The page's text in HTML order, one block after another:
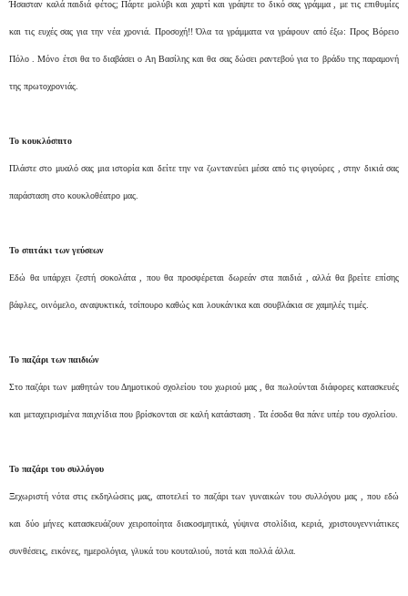
Ήσασταν καλά παιδιά φέτος; Πάρτε μολύβι και χαρτί και γράψτε το δικό σας γράμμα , με τις επιθυμίες
και τις ευχές σας για την νέα χρονιά. Προσοχή!! Όλα τα γράμματα να γράφουν από έξω: Προς Βόρειο
Πόλο . Μόνο έτσι θα το διαβάσει ο Αη Βασίλης και θα σας δώσει ραντεβού για το βράδυ της παραμονή
της πρωτοχρονιάς.
Το κουκλόσπιτο
Πλάστε στο μυαλό σας μια ιστορία και δείτε την να ζωντανεύει μέσα από τις φιγούρες , στην δικιά σας
παράσταση στο κουκλοθέατρο μας.
Το σπιτάκι των γεύσεων
Εδώ θα υπάρχει ζεστή σοκολάτα , που θα προσφέρεται δωρεάν στα παιδιά , αλλά θα βρείτε επίσης
βάφλες, οινόμελο, αναψυκτικά, τσίπουρο καθώς και λουκάνικα και σουβλάκια σε χαμηλές τιμές.
Το παζάρι των παιδιών
Στο παζάρι των μαθητών του Δημοτικού σχολείου του χωριού μας , θα πωλούνται διάφορες κατασκευές
και μεταχειρισμένα παιχνίδια που βρίσκονται σε καλή κατάσταση . Τα έσοδα θα πάνε υπέρ του σχολείου.
Το παζάρι του συλλόγου
Ξεχωριστή νότα στις εκδηλώσεις μας, αποτελεί το παζάρι των γυναικών του συλλόγου μας , που εδώ
και δύο μήνες κατασκευάζουν χειροποίητα διακοσμητικά, γύψινα στολίδια, κεριά, χριστουγεννιάτικες
συνθέσεις, εικόνες, ημερολόγια, γλυκά του κουταλιού, ποτά και πολλά άλλα.